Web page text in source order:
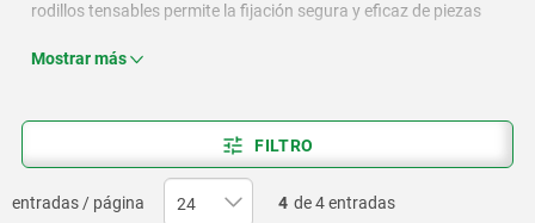
rodillos tensables permite la fijación segura y eficaz de piezas
grandes y muy grandes, con una distribución uniforme de la
Mostrar más
FILTRO
entradas / página 4 de 4 entradas